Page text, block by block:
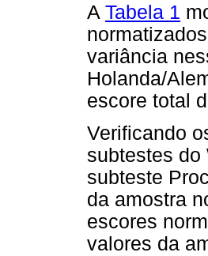
A Tabela 1
variância
Holanda/
escore total
Verificando
subtestes do
subteste
da amostra
escores
valores da